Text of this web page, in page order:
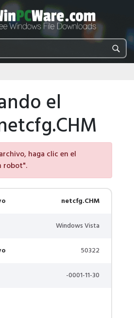
el
haga clic en el
robot".
netcfg.CHM
Windows Vista
50322
-0001-11-30